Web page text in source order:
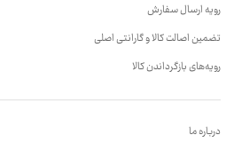
رویه ارسال سفارش
تضمین اصالت کالا و گارانتی اصلی
رویه‌های بازگرداندن کالا
درباره ما